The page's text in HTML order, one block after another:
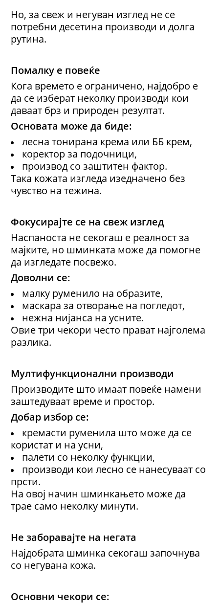
Но, за свеж и негуван изглед не се
потребни десетина производи и долга
рутина.
Помалку е повеќе
Кога времето е ограничено, најдобро е
да се изберат неколку производи кои
даваат брз и природен резултат.
Основата може да биде:
лесна тонирана крема или ББ крем,
коректор за подочници,
производ со заштитен фактор.
Така кожата изгледа изедначено без
чувство на тежина.
Фокусирајте се на свеж изглед
Наспаноста не секогаш е реалност за
мајките, но шминката може да помогне
да изгледате посвежо.
Доволни се:
малку руменило на образите,
маскара за отворање на погледот,
нежна нијанса на усните.
Овие три чекори често прават најголема
разлика.
Мултифункционални производи
Производите што имаат повеќе намени
заштедуваат време и простор.
Добар избор се:
кремасти руменила што може да се
користат и на усни,
палети со неколку функции,
производи кои лесно се нанесуваат со
прсти.
На овој начин шминкањето може да
трае само неколку минути.
Не заборавајте на негата
Најдобрата шминка секогаш започнува
со негувана кожа.
Основни чекори се: